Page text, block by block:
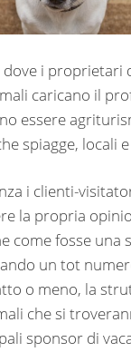
dove i proprietari
caricano il
essere
spiagge, locali
i clienti-
la propria
come fosse una
un tot
o meno, la
che si
sponsor di